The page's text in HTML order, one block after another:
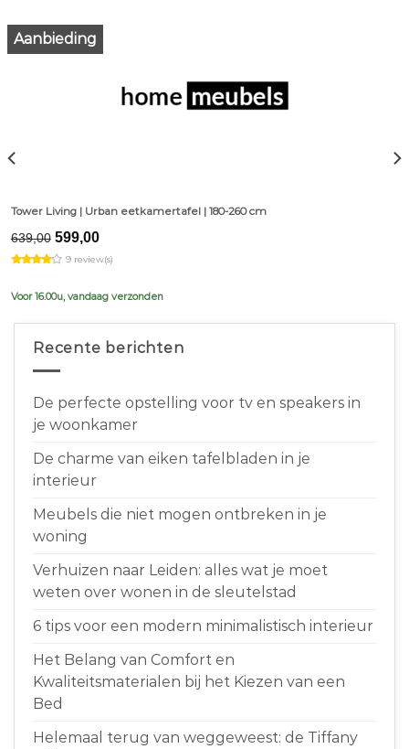
Aanbieding
Tower Living | Urban eetkamertafel | 180-260 cm
639,00 Original
price
was:
599,00Current
is:
9 review(s)
Voor 16.00u, vandaag verzonden
Recente berichten
De perfecte opstelling voor tv en speakers in
je woonkamer
De charme van eiken tafelbladen in je
interieur
Meubels die niet mogen ontbreken in je
woning
Verhuizen naar Leiden: alles wat je moet
weten over wonen in de sleutelstad
6 tips voor een modern minimalistisch interieur
Het Belang van Comfort en
Kwaliteitsmaterialen bij het Kiezen van een
Bed
Helemaal terug van weggeweest: de Tiffany